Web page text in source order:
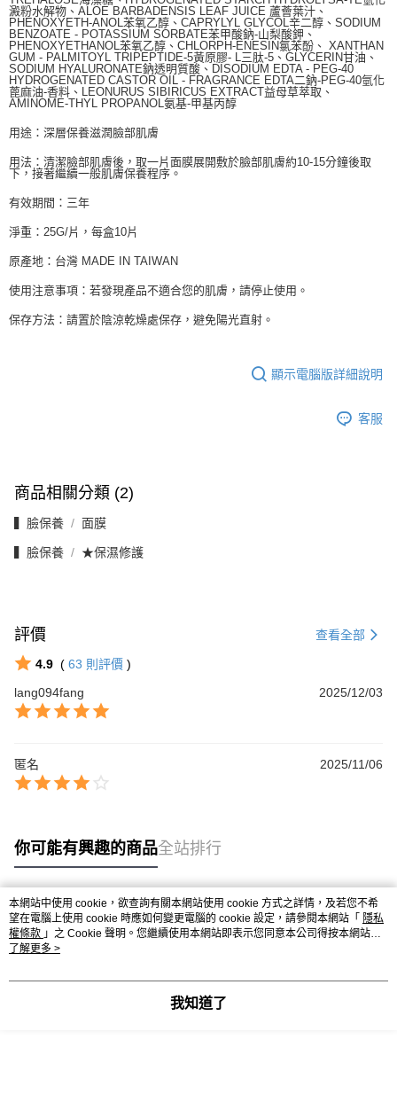
澱粉水解物、ALOE BARBADENSIS LEAF JUICE 蘆薈葉汁、
PHENOXYETH-ANOL苯氧乙醇、CAPRYLYL GLYCOL辛二醇、SODIUM
BENZOATE - POTASSIUM SORBATE苯甲酸鈉-山梨酸鉀、
PHENOXYETHANOL苯氧乙醇、CHLORPH-ENESIN氯苯酚、 XANTHAN
GUM - PALMITOYL TRIPEPTIDE-5黃原膠- L三肽-5、GLYCERIN甘油、
SODIUM HYALURONATE鈉透明質酸、DISODIUM EDTA - PEG-40
HYDROGENATED CASTOR OIL - FRAGRANCE EDTA二鈉-PEG-40氫化
蓖麻油-香料、LEONURUS SIBIRICUS EXTRACT益母草萃取、
AMINOME-THYL PROPANOL氨基-甲基丙醇
用途：深層保養滋潤臉部肌膚
用法：清潔臉部肌膚後，取一片面膜展開敷於臉部肌膚約10-15分鐘後取
下，接著繼續一般肌膚保養程序。
有效期間：三年
淨重：25G/片，每盒10片
原產地：台灣 MADE IN TAIWAN
使用注意事項：若發現產品不適合您的肌膚，請停止使用。
保存方法：請置於陰涼乾燥處保存，避免陽光直射。
顯示電腦版詳細說明
客服
商品相關分類 (2)
▍臉保養 面膜
▍臉保養 ★保濕修護
評價 查看全部
4.9 ( 63 則評價 )
lang094fang
2025/12/03
匿名 2025/11/06
你可能有興趣的商品全站排行
熱門標籤
本網站中使用 cookie，欲查詢有關本網站使用 cookie 方式之詳情，及若您不希
望在電腦上使用 cookie 時應如何變更電腦的 cookie 設定，請參閱本網站「 隱私
權條款 」之 Cookie 聲明。您繼續使用本網站即表示您同意本公司得按本網站使
用條款之 Cookie 聲明使用 cookie。
了解更多 >
我知道了